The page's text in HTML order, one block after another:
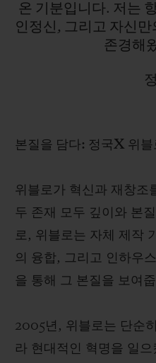
만드는 필연적인 융합입
온 기분입니다. 저는
인정신, 그리고 자신만
존경해
본질을 담다: 정국X 위
위블로가 혁신과 재창조
두 존재 모두 깊이와 본
로, 위블로는 자체 제작
의 융합, 그리고 인하우
을 통해 그 본질을 보여
2005년, 위블로는 단순
라 현대적인 혁명을 일